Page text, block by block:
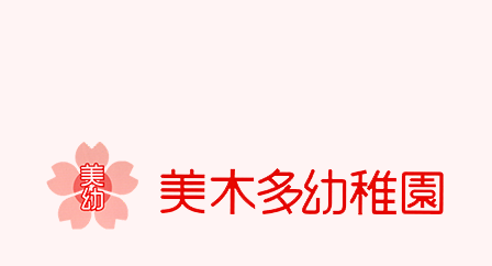
学校法⼈諏訪森学園 諏訪森幼稚
園
⼤阪府私⽴幼稚園連盟
社会福祉法人野田福祉会